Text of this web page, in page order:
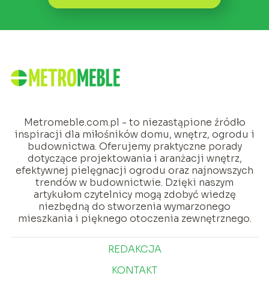
Metromeble.com.pl - to niezastąpione źródło
inspiracji dla miłośników domu, wnętrz, ogrodu i
budownictwa. Oferujemy praktyczne porady
dotyczące projektowania i aranżacji wnętrz,
efektywnej pielęgnacji ogrodu oraz najnowszych
trendów w budownictwie. Dzięki naszym
artykułom czytelnicy mogą zdobyć wiedzę
niezbędną do stworzenia wymarzonego
mieszkania i pięknego otoczenia zewnętrznego.
REDAKCJA
KONTAKT